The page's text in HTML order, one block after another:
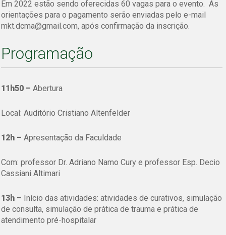
Em 2022 estão sendo oferecidas 60 vagas para o evento.As
orientações para o pagamento serão enviadas pelo e-mail
mkt.dcma@gmail.com, após confirmação da inscrição.
Programação
11h50 – Abertura
Local: Auditório Cristiano Altenfelder
12h – Apresentação da Faculdade
Com: professor Dr. Adriano Namo Cury e professor Esp. Decio
Cassiani Altimari
13h – Início das atividades: atividades de curativos, simulação
de consulta, simulação de prática de trauma e prática de
atendimento pré-hospitalar